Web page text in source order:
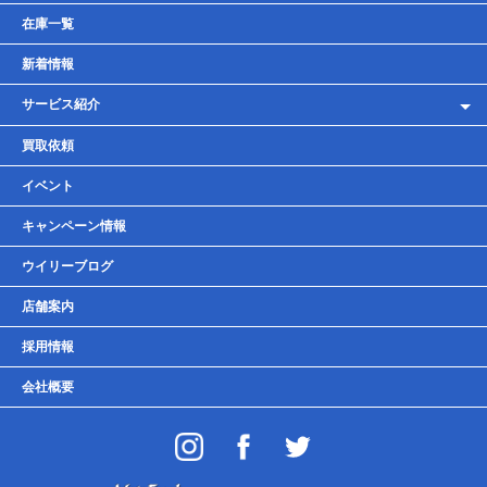
在庫一覧
新着情報
サービス紹介
レンタルバイク
車検・点検・整備
貸しガレージ
買取依頼
イベント
キャンペーン情報
ウイリーブログ
店舗案内
採用情報
会社概要